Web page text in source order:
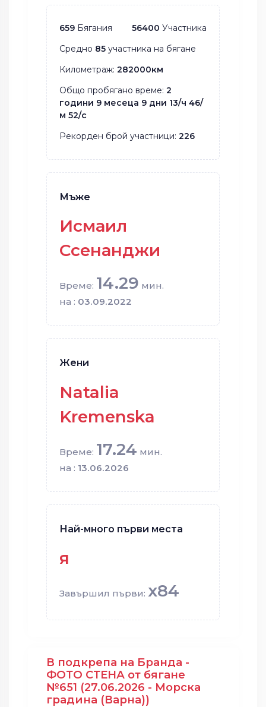
659 Бягания 56400 Участника
Средно 85 участника на бягане
Километраж: 282000км
Общо пробягано време: 2
години 9 месеца 9 дни 13/ч 46/
м 52/с
Рекорден брой участници: 226
Мъже
Исмаил
Ссенанджи
Време: 14.29 мин.
на : 03.09.2022
Жени
Natalia
Kremenska
Време: 17.24 мин.
на : 13.06.2026
Най-много първи места
я
Завършил първи: x84
В подкрепа на Бранда -
ФОТО СТЕНА от бягане
№651 (27.06.2026 - Морска
градина (Варна))